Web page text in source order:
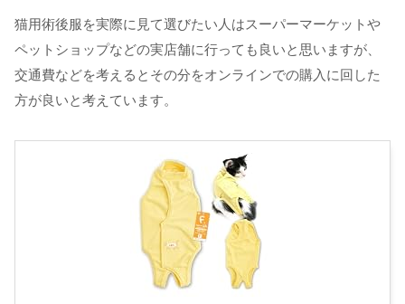
猫用術後服を実際に見て選びたい人はスーパーマーケットや
ペットショップなどの実店舗に行っても良いと思いますが、
交通費などを考えるとその分をオンラインでの購入に回した
方が良いと考えています。